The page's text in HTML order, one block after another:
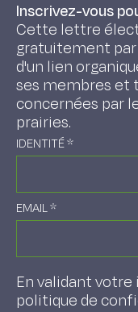
Inscrivez-vous
Cette lettre
gratuitement par
d'un lien
ses membres et
concernées par
prairies.
IDENTITÉ*
EMAIL*
En validant
politique de